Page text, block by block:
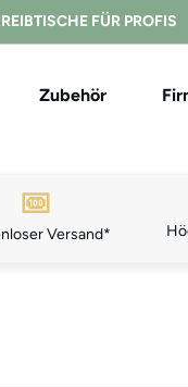
FÜR PROFIS
Zubehör
Versand*